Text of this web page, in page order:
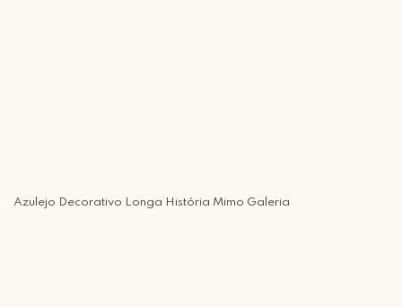
Azulejo Decorativo Longa História Mimo Galeria